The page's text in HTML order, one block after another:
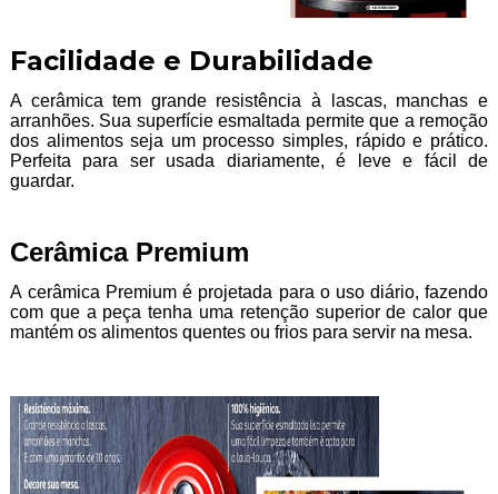
Facilidade e Durabilidade
A cerâmica tem grande resistência à lascas, manchas e
arranhões. Sua superfície esmaltada permite que a remoção
dos alimentos seja um processo simples, rápido e prático.
Perfeita para ser usada diariamente, é leve e fácil de
guardar.
Cerâmica Premium
A cerâmica Premium é projetada para o uso diário, fazendo
com que a peça tenha uma retenção superior de calor que
mantém os alimentos quentes ou frios para servir na mesa.